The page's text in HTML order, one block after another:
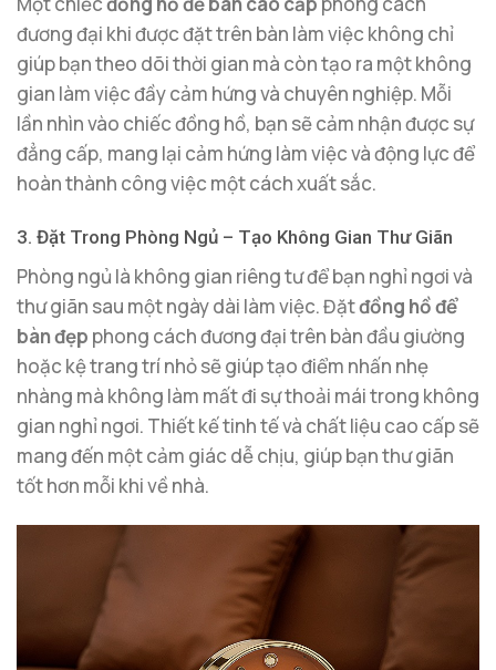
đương đại khi được đặt trên bàn làm việc không chỉ
giúp bạn theo dõi thời gian mà còn tạo ra một không
gian làm việc đầy cảm hứng và chuyên nghiệp. Mỗi
lần nhìn vào chiếc đồng hồ, bạn sẽ cảm nhận được sự
đẳng cấp, mang lại cảm hứng làm việc và động lực để
hoàn thành công việc một cách xuất sắc.
3. Đặt Trong Phòng Ngủ – Tạo Không Gian Thư Giãn
Phòng ngủ là không gian riêng tư để bạn nghỉ ngơi và
thư giãn sau một ngày dài làm việc. Đặtđồng hồ để
bàn đẹp phong cách đương đại trên bàn đầu giường
hoặc kệ trang trí nhỏ sẽ giúp tạo điểm nhấn nhẹ
nhàng mà không làm mất đi sự thoải mái trong không
gian nghỉ ngơi. Thiết kế tinh tế và chất liệu cao cấp sẽ
mang đến một cảm giác dễ chịu, giúp bạn thư giãn
tốt hơn mỗi khi về nhà.